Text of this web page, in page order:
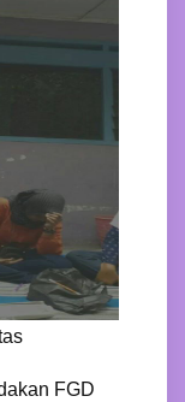
FGD